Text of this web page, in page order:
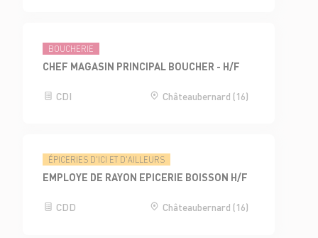
BOUCHERIE
CHEF MAGASIN PRINCIPAL BOUCHER - H/F
CDI Châteaubernard (16)
ÉPICERIES D'ICI ET D'AILLEURS
EMPLOYE DE RAYON EPICERIE BOISSON H/F
CDD Châteaubernard (16)